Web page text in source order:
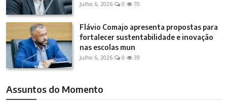
Julho 6, 2026 0 70
Flávio Comajo apresenta propostas para
fortalecer sustentabilidade e inovação
nas escolas mun
Julho 6, 2026 0 39
Assuntos do Momento